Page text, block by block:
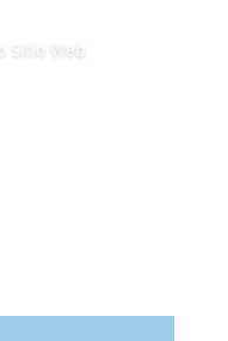
Sitio Web